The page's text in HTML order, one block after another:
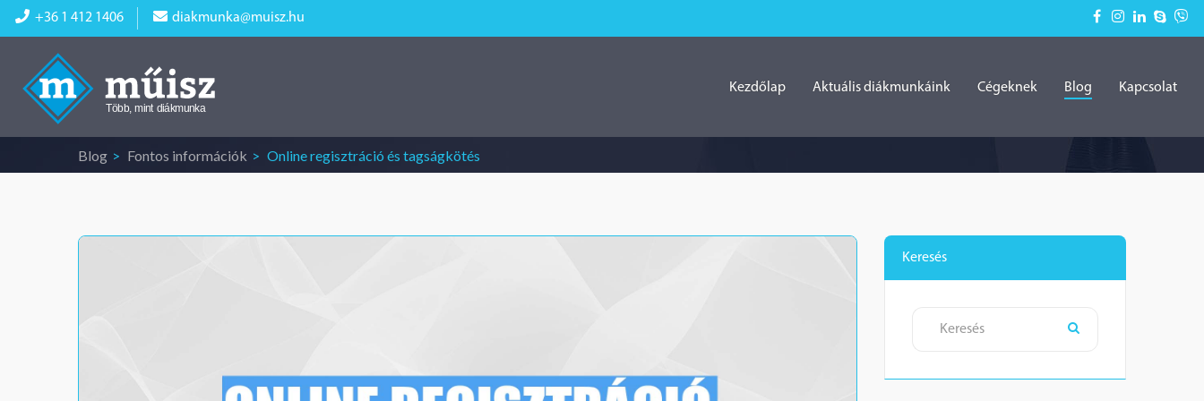
+36 1 412 1406 diakmunka@muisz.hu
Kezdőlap Aktuális diákmunkáink Cégeknek Blog Kapcsolat
Blog Fontos információk Online regisztráció és tagságkötés
Keresés